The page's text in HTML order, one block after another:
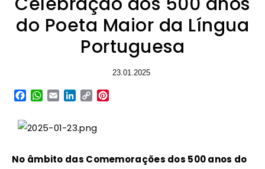
do Poeta Maior da Língua
Portuguesa
23.01.2025
Facebook
WhatsApp
EmailLinkedIn
Copy
No âmbito das Comemorações dos 500 anos do